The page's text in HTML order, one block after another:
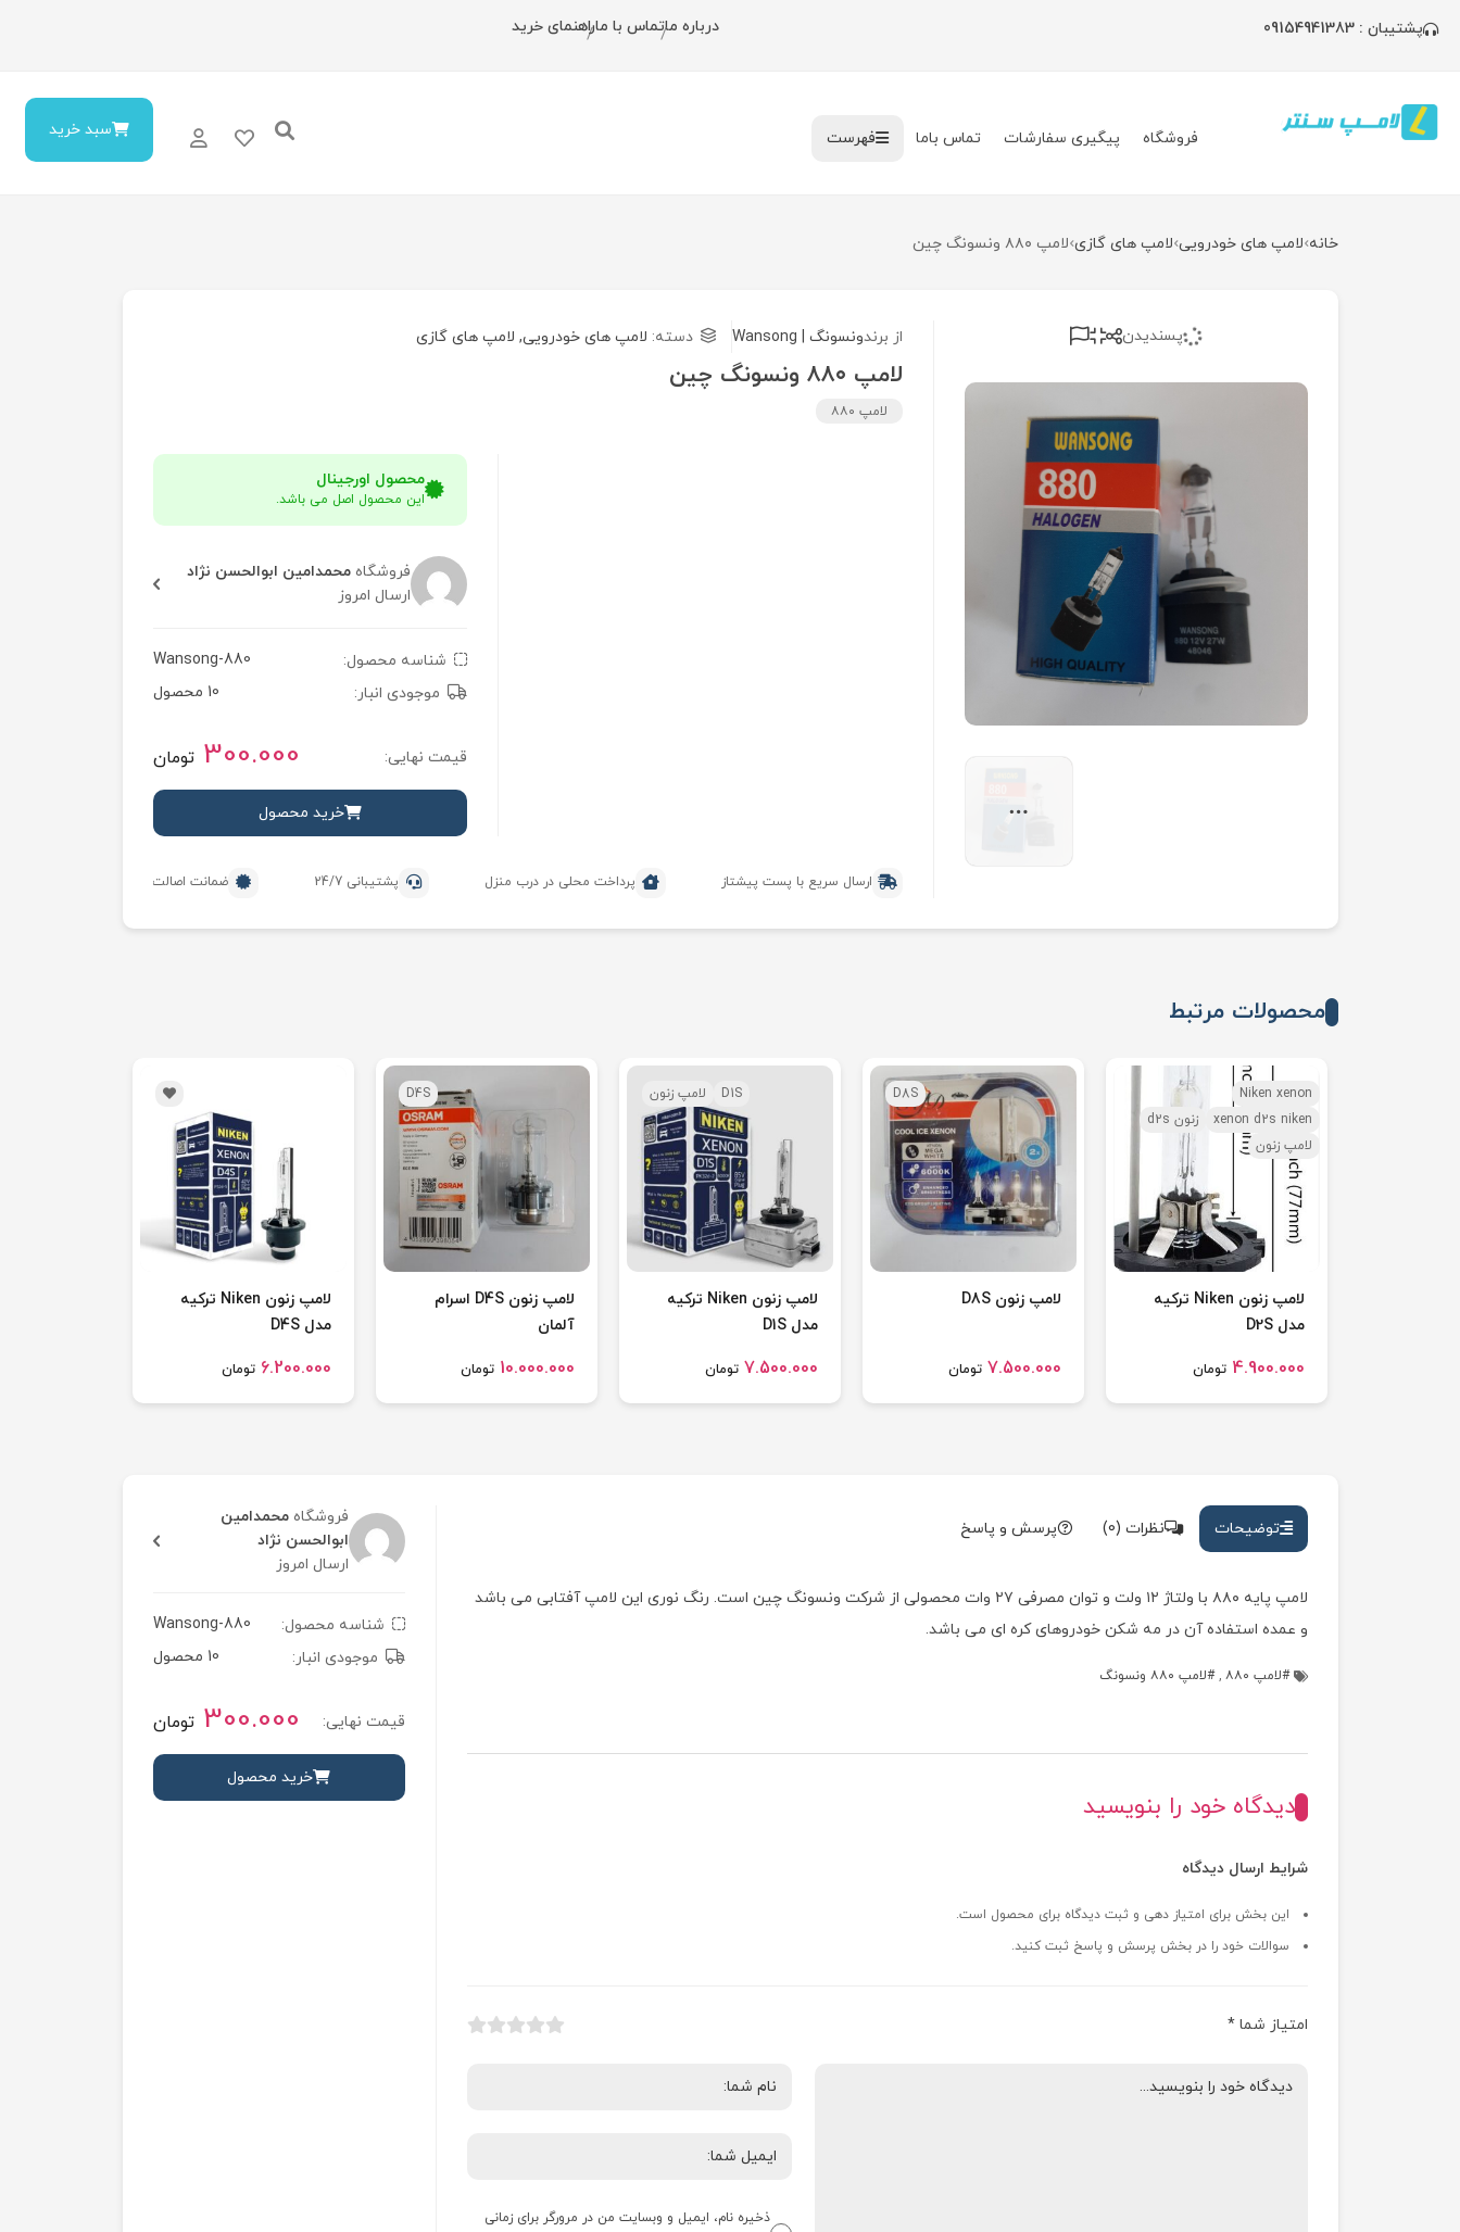
پشتیبان : 09154941383 درباره ما/تماس با ما/
راهنمای خرید
فروشگاه پیگیری سفارشات تماس باما فهرست سبد خرید
خانه لامپ های خودرویی لامپ های گازی لامپ ۸۸۰ ونسونگ چین
پسندیدن از برندونسونگ | Wansong دسته: لامپ های خودرویی, لامپ های گازی
لامپ ۸۸۰ ونسونگ چین
لامپ ۸۸۰
محصول اورجینال
این محصول اصل می باشد.
فروشگاهمحمدامین ابوالحسن نژاد
ارسال امروز
شناسه محصول:
Wansong-880
موجودی انبار:
10 محصول
قیمت نهایی: تومان300.000
خرید محصول
ارسال سریع با پست پیشتاز پرداخت محلی در درب منزل پشتیبانی 24/7 ضمانت اصالت محصول
محصولات مرتبط
Niken xenon
xenon d2s niken
زنون d2s
لامپ زنون
لامپ زنون Niken ترکیه
مدل D2S
تومان4.900.000
D8S
لامپ زنون D8S
تومان7.500.000
D1S لامپ زنون
لامپ زنون Niken ترکیه
مدل D1S
تومان7.500.000
D4S
لامپ زنون D4S اسرام
آلمان
تومان10.000.000
لامپ زنون Niken ترکیه
مدل D4S
تومان6.200.000
توضیحات نظرات (0) پرسش و پاسخ
لامپ پایه ۸۸۰ با ولتاژ ۱۲ ولت و توان مصرفی ۲۷ وات محصولی از شرکت ونسونگ چین است. رنگ نوری این لامپ آفتابی می باشد
و عمده استفاده آن در مه شکن خودروهای کره ای می باشد.
لامپ ۸۸۰ , لامپ ۸۸۰ ونسونگ
دیدگاه خود را بنویسید
شرایط ارسال دیدگاه
این بخش برای امتیاز دهی و ثبت دیدگاه برای محصول است.
سوالات خود را در بخش پرسش و پاسخ ثبت کنید.
امتیاز شما*
ذخیره نام، ایمیل و وبسایت من در مرورگر برای زمانی
فروشگاه محمدامین
ابوالحسن نژاد
ارسال امروز
شناسه محصول:
Wansong-880
موجودی انبار:
10 محصول
قیمت نهایی: تومان300.000
خرید محصول